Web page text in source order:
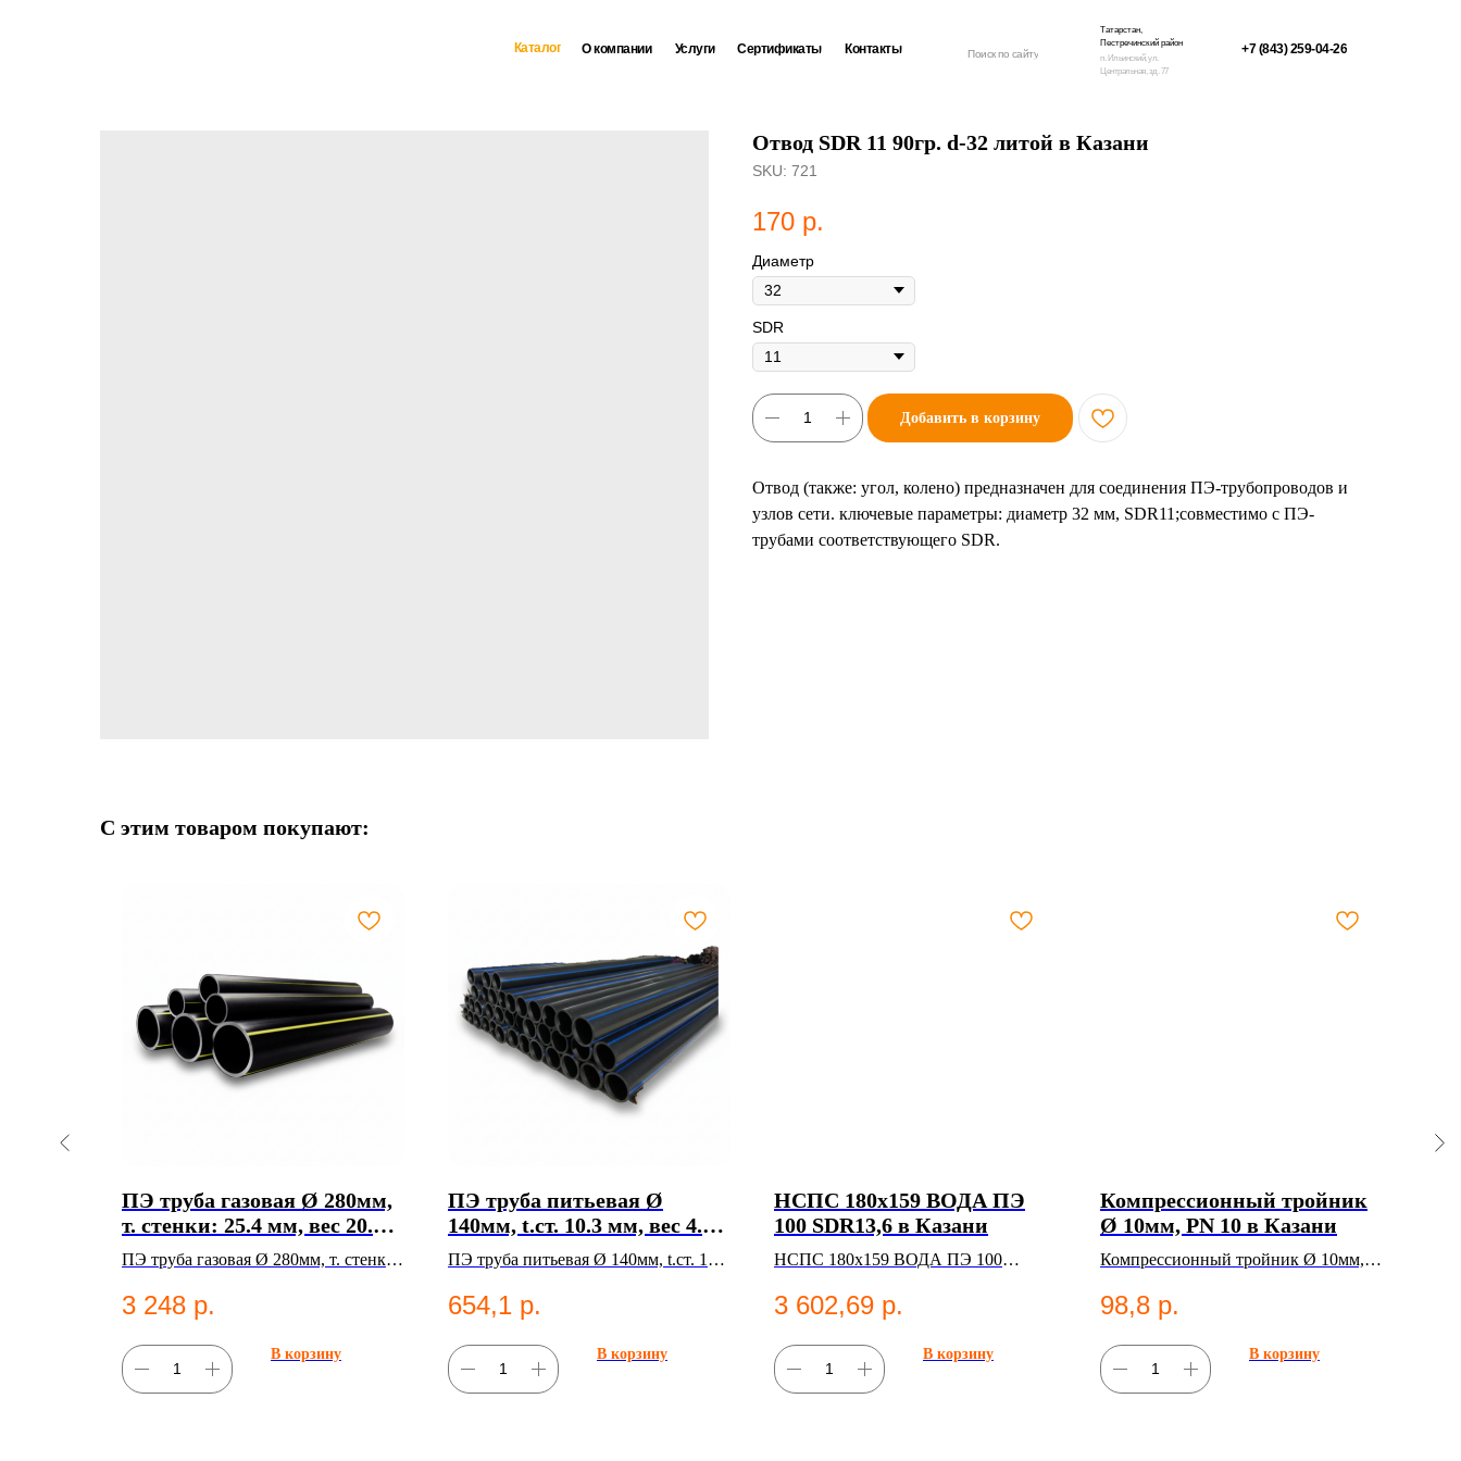
Поиск по сайту
Контакты
Сертификаты
Услуги +7 (843) 259-04-26
О компании
п. Ильинский, ул.
Центральная, зд. 77
Татарстан,
Пестречинский район
Каталог
Отвод SDR 11 90гр. d-32 литой в Казани
SKU: 721
170 р.
Диаметр
SDR
Добавить в корзину
Отвод (также: угол, колено) предназначен для соединения ПЭ-трубопроводов и
узлов сети. ключевые параметры: диаметр 32 мм, SDR11;совместимо с ПЭ-
трубами соответствующего SDR.
С этим товаром покупают:
ПЭ труба газовая Ø 280мм,
т. стенки: 25.4 мм, вес 20.3
кг, SDR 11 в Казани
ПЭ труба газовая Ø 280мм, т. стенки:
Полиэтиленовые
3 248 р.
В корзину
ПЭ труба питьевая Ø
140мм, t.ст. 10.3 мм, вес 4.22
кг, SDR 21, ГОСТ 18599-
2001 в Казани
ПЭ труба питьевая Ø 140мм, t.ст. 10.3
2001. Полиэтиленовые
654,1 р.
В корзину
НСПС 180х159 ВОДА ПЭ
100 SDR13,6 в Казани
НСПС 180х159 ВОДА ПЭ 100
3 602,69 р.
В корзину
Компрессионный тройник
Ø 10мм, PN 10 в Казани
Компрессионный тройник Ø 10мм,
фитинги;Тройники.
98,8 р.
В корзину